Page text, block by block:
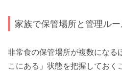
家族で保管場所と管理ル
非常食の保管場所が複数になる
こにある」状態を把握しておく